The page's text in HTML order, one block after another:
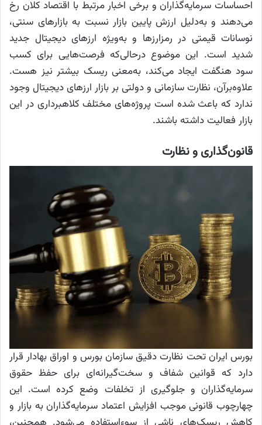
احساسات سرمایه‌گذاران و برخی اخبار مرتبط با اقتصاد کلان رخ
می‌دهند و به‌دلیل ارزش پایین بازار نسبت به بازار‌های سنتی،
نوسانات قیمتی در رمزارز‌ها و به‌ویژه ارز‌های دیجیتال جدید
شدید است. این موضوع درحالی‌که فرصت‌هایی برای کسب
سود هنگفت ایجاد می‌کند، به‌معنی ریسک بیشتر نیز هست.
علاوه‌برآن، نظارت سازمانی و دولتی بر بازار ارز‌های دیجیتال وجود
ندارد که باعث شده است پروژه‌های مختلف کلاهبرداری در این
بازار فعالیت داشته باشند.
قانون‌گذاری و نظارت
بورس ایران تحت نظارت دقیق سازمان بورس و اوراق بهادار قرار
دارد که قوانین شفاف و سخت‌گیرانه‌ای برای حفظ حقوق
سرمایه‌گذاران و جلوگیری از تخلفات وضع کرده است. این
چهارچوب قانونی موجب افزایش اعتماد سرمایه‌گذاران به بازار و